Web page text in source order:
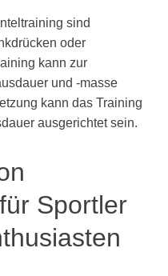
sind
oder
kann zur
und -masse
kann das Training
ausgerichtet sein.
Sportler